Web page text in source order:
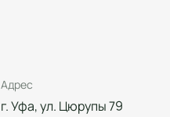
Адрес
г. Уфа, ул. Цюрупы 79